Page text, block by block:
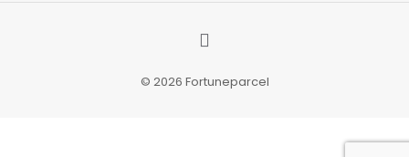
© 2026 Fortuneparcel